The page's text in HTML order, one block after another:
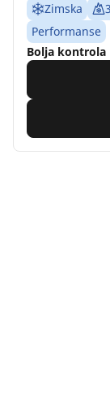
Zimska
Performanse
Bolja kontrola